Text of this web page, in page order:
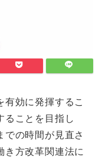
効に発揮するこ
ることを目指し
での時間が見直さ
き方改革関連法に